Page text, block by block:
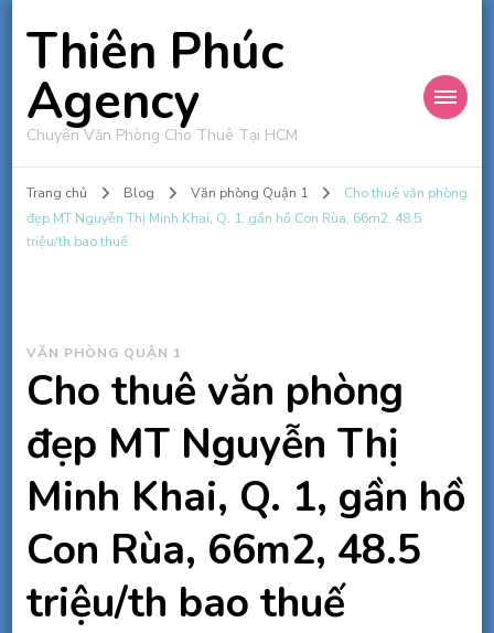
Thiên Phúc
Agency
Chuyên Văn Phòng Cho Thuê Tại HCM
Trang chủ Blog Văn phòng Quận 1
Cho thuê văn phòng
đẹp MT Nguyễn Thị Minh Khai, Q. 1, gần hồ Con Rùa, 66m2, 48.5
triệu/th bao thuế
VĂN PHÒNG QUẬN 1
Cho thuê văn phòng
đẹp MT Nguyễn Thị
Minh Khai, Q. 1, gần hồ
Con Rùa, 66m2, 48.5
triệu/th bao thuế